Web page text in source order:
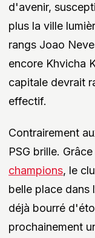
d'avenir,
plus la ville
rangs Joao
encore Khvicha
capitale devrait
effectif.
Contrairement
PSG brille.
champions, le
belle place dans
déjà bourré
prochainement